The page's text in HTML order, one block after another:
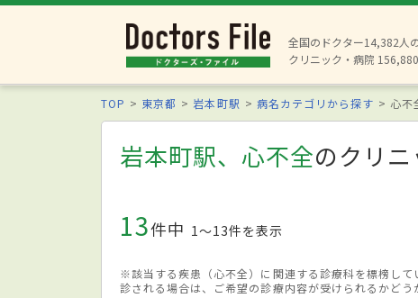
全国のドクター14,382人
クリニック・病院
TOP 東京都 岩本町駅 病名カテゴリから探す 心不
岩本町駅、心不全のクリ
13件中 1〜13件を表示
※該当する疾患（心不全）に関連する診療科を標榜し
診される場合は、ご希望の診療内容が受けられるかどう